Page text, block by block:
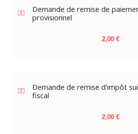
Demande de remise de
provisionnel
Prix
2,00 €
Demande de remise d'impôt
fiscal
Prix
2,00 €